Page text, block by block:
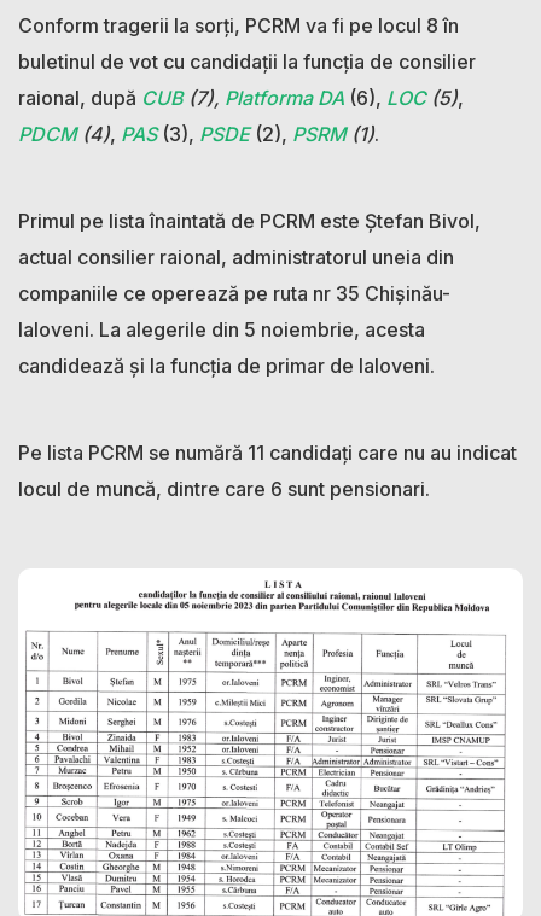
Conform tragerii la sorți, PCRM va fi pe locul 8 în
buletinul de vot cu candidații la funcția de consilier
raional, după CUB(7), Platforma DA (6), LOC(5),
PDCM(4), PAS(3), PSDE(2), PSRM(1).
Primul pe lista înaintată de PCRM este Ștefan Bivol,
actual consilier raional, administratorul uneia din
companiile ce operează pe ruta nr 35 Chișinău-
Ialoveni. La alegerile din 5 noiembrie, acesta
candidează și la funcția de primar de Ialoveni.
Pe lista PCRM se numără 11 candidați care nu au indicat
locul de muncă, dintre care 6 sunt pensionari.